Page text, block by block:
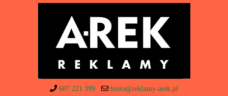
607 221 399
biuro@reklamy-arek.pl